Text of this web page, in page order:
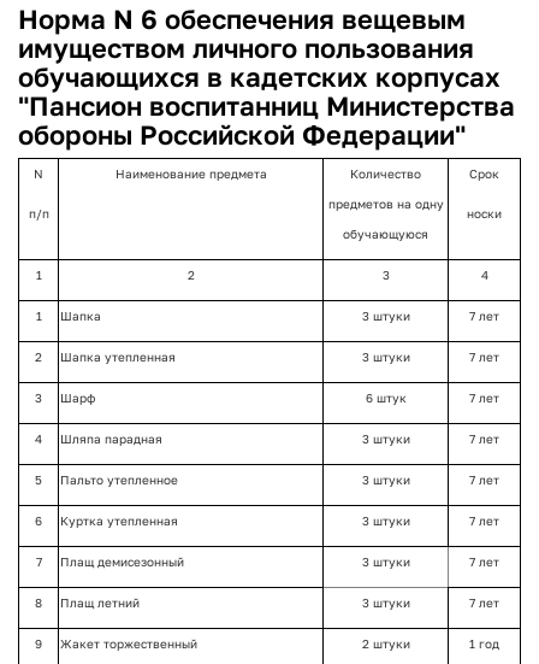
Норма N 6 обеспечения вещевым
имуществом личного пользования
обучающихся в кадетских корпусах
"Пансион воспитанниц Министерства
обороны Российской Федерации"
N
п/п
Наименование предмета Количество
предметов на одну
обучающуюся
Срок
носки
1 2 3 4
1 Шапка 3 штуки 7 лет
2 Шапка утепленная 3 штуки 7 лет
3 Шарф 6 штук 7 лет
4 Шляпа парадная 3 штуки 7 лет
5 Пальто утепленное 3 штуки 7 лет
6 Куртка утепленная 3 штуки 7 лет
7 Плащ демисезонный 3 штуки 7 лет
8 Плащ летний 3 штуки 7 лет
9 Жакет торжественный 2 штуки 1 год